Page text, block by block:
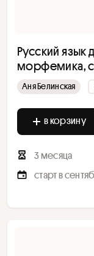
Русский язык
морфемика,
Аня Белинская
в корзину
3 месяца
старт в